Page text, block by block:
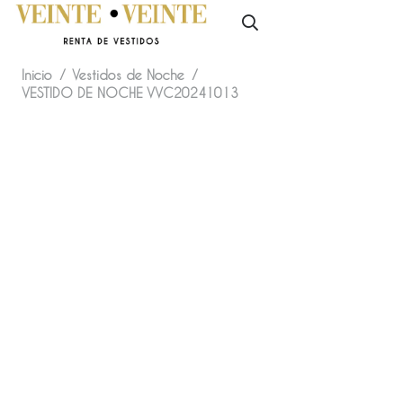
Inicio / Vestidos de Noche /
VESTIDO DE NOCHE VVC20241013